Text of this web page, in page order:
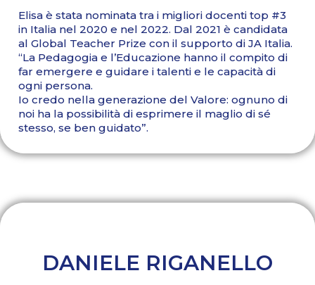
Elisa è stata nominata tra i migliori docenti top #3
in Italia nel 2020 e nel 2022. Dal 2021 è candidata
al Global Teacher Prize con il supporto di JA Italia.
“La Pedagogia e l’Educazione hanno il compito di
far emergere e guidare i talenti e le capacità di
ogni persona.
Io credo nella generazione del Valore: ognuno di
noi ha la possibilità di esprimere il maglio di sé
stesso, se ben guidato”.
DANIELE RIGANELLO